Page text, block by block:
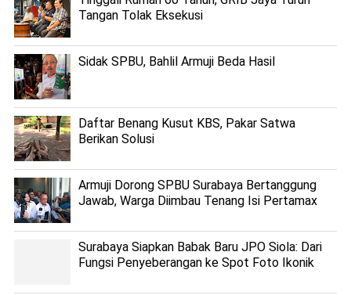
Tangan Tolak Eksekusi
Sidak SPBU, Bahlil Armuji Beda Hasil
Daftar Benang Kusut KBS, Pakar Satwa
Berikan Solusi
Armuji Dorong SPBU Surabaya Bertanggung
Jawab, Warga Diimbau Tenang Isi Pertamax
Surabaya Siapkan Babak Baru JPO Siola: Dari
Fungsi Penyeberangan ke Spot Foto Ikonik